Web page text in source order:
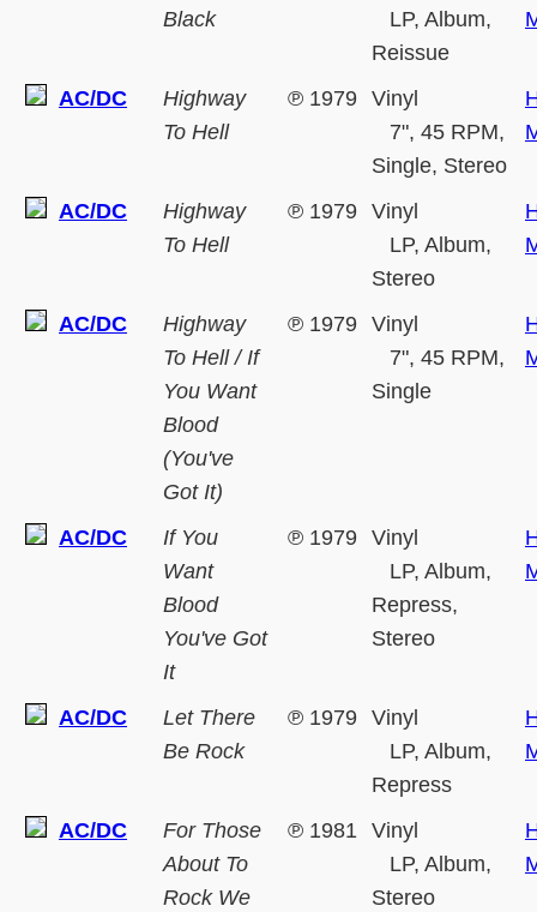
Black
LP, Album,
Reissue
AC/DC
Highway
To Hell
℗ 1979
Vinyl
7", 45 RPM,
Single, Stereo
AC/DC
Highway
To Hell
℗ 1979
Vinyl
LP, Album,
Stereo
AC/DC
Highway
To Hell / If
You Want
Blood
(You've
Got It)
℗ 1979
Vinyl
7", 45 RPM,
Single
AC/DC
If You
Want
Blood
You've Got
It
℗ 1979
Vinyl
LP, Album,
Repress,
Stereo
AC/DC
Let There
Be Rock
℗ 1979
Vinyl
LP, Album,
Repress
AC/DC
For Those
About To
Rock We
℗ 1981
Vinyl
LP, Album,
Stereo